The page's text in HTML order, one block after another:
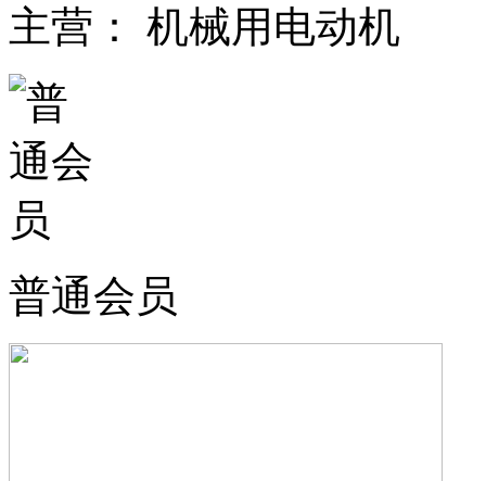
主营： 机械用电动机
普通会员